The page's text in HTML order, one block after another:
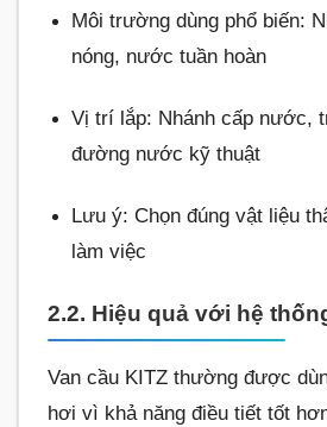
Môi trường dùng phổ biến:
nóng, nước tuần hoàn
Vị trí lắp: Nhánh cấp nước,
đường nước kỹ thuật
Lưu ý: Chọn đúng vật liệu
làm việc
2.2. Hiệu quả với hệ
Van cầu KITZ thường được
hơi vì khả năng điều tiết tốt